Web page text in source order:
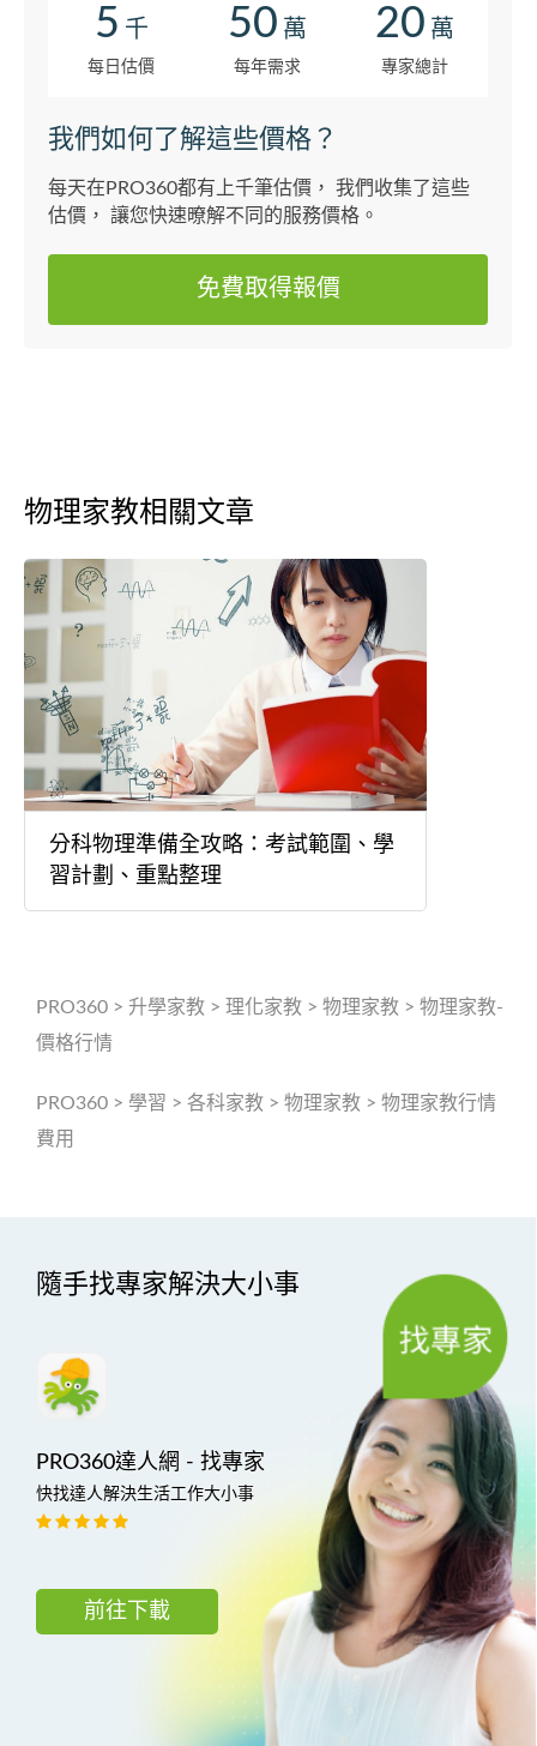
5 千
每日估價
50 萬
每年需求
20 萬
專家總計
我們如何了解這些價格？
每天在PRO360都有上千筆估價， 我們收集了這些
估價， 讓您快速暸解不同的服務價格。
免費取得報價
物理家教相關文章
分科物理準備全攻略：考試範圍、學
習計劃、重點整理
PRO360 > 升學家教 > 理化家教 > 物理家教 > 物理家教-
價格行情
PRO360 > 學習 > 各科家教 > 物理家教 > 物理家教行情
費用
隨手找專家解決大小事
PRO360達人網 - 找專家
快找達人解決生活工作大小事
前往下載